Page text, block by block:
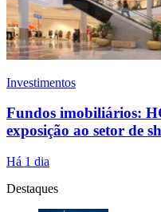
Investimentos
Fundos imobiliários:
exposição ao setor de
Há 1 dia
Destaques